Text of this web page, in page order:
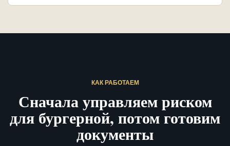
КАК РАБОТАЕМ
Сначала управляем риском
для бургерной, потом готовим
документы